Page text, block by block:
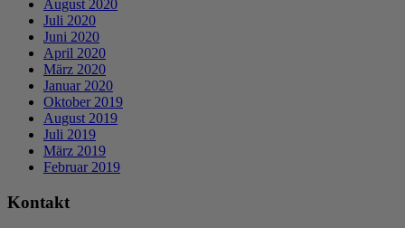
August 2020
Juli 2020
Juni 2020
April 2020
März 2020
Januar 2020
Oktober 2019
August 2019
Juli 2019
März 2019
Februar 2019
Kontakt